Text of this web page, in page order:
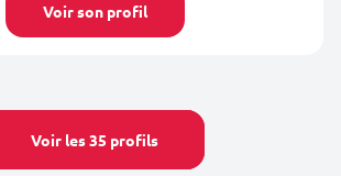
Voir son profil
Voir les 35 profils